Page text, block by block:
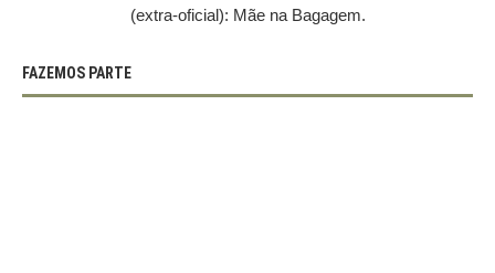
(extra-oficial): Mãe na Bagagem.
FAZEMOS PARTE